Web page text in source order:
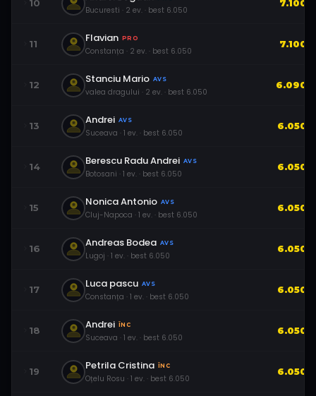
10
Bucuresti · 2 ev. · best 6.050
7.100
11 Flavian PRO
Constanța · 2 ev. · best 6.050
7.100
12 Stanciu Mario AVS
valea dragului · 2 ev. · best 6.050
6.090
13 Andrei AVS
Suceava · 1 ev. · best 6.050
6.050
14 Berescu Radu Andrei AVS
Botosani · 1 ev. · best 6.050
6.050
15 Nonica Antonio AVS
Cluj-Napoca · 1 ev. · best 6.050
6.050
16 Andreas Bodea AVS
Lugoj · 1 ev. · best 6.050
6.050
17 Luca pascu AVS
Constanța · 1 ev. · best 6.050
6.050
18 Andrei ÎNC
Suceava · 1 ev. · best 6.050
6.050
19 Petrila Cristina ÎNC
Oțelu Rosu · 1 ev. · best 6.050
6.050